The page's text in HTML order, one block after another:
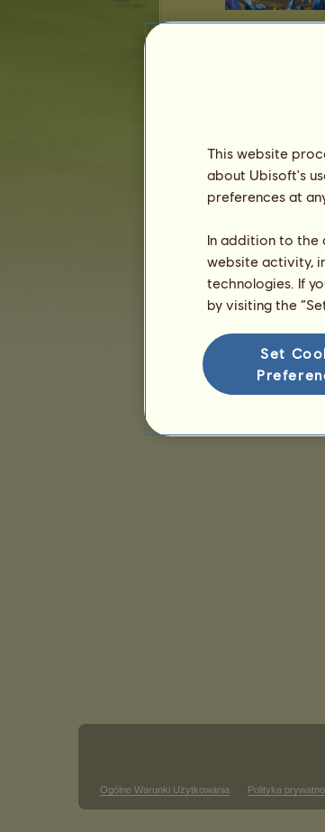
Ranking
Ranking ogólny
Ranking gatunków
Ogólne Warunki Użytkowania Polityka
This website
about Ubisoft's
preferences at
In addition to the
website activity,
technologies. If
by visiting the
Set